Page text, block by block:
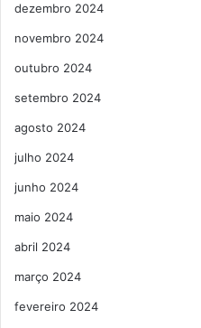
dezembro 2024
novembro 2024
outubro 2024
setembro 2024
agosto 2024
julho 2024
junho 2024
maio 2024
abril 2024
março 2024
fevereiro 2024